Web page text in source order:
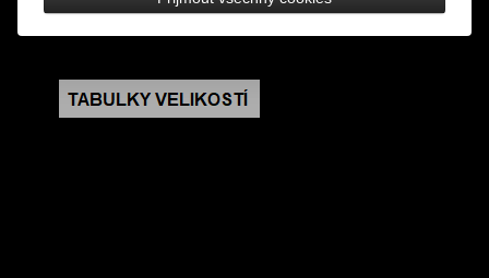
rozměry: výška 9 cm, šířka 8 cm